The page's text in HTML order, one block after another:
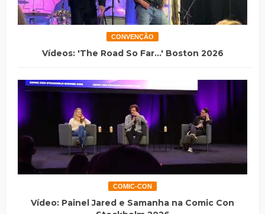
CONVENÇÃO
Vídeos: 'The Road So Far...' Boston 2026
COMIC-CON
Vídeo: Painel Jared e Samanha na Comic Con